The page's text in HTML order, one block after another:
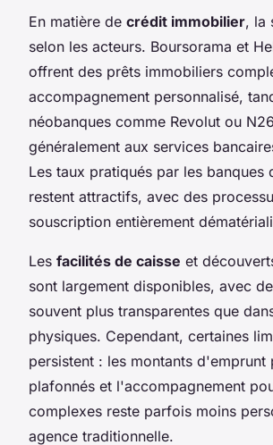
En matière de crédit immobilier, la
selon les acteurs. Boursorama et
offrent des prêts immobiliers
accompagnement personnalisé,
néobanques comme Revolut ou
généralement aux services
Les taux pratiqués par les banques
restent attractifs, avec des
souscription entièrement
Les facilités de caisse et
sont largement disponibles, avec
souvent plus transparentes que
physiques. Cependant, certaines
persistent : les montants d'emprunt
plafonnés et l'accompagnement
complexes reste parfois moins
agence traditionnelle.